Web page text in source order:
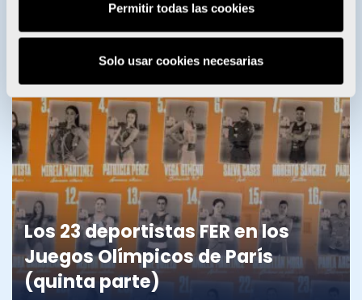
Permitir todas las cookies
Solo usar cookies necesarias
Los 23 deportistas FER en los
Juegos Olímpicos de París
(quinta parte)